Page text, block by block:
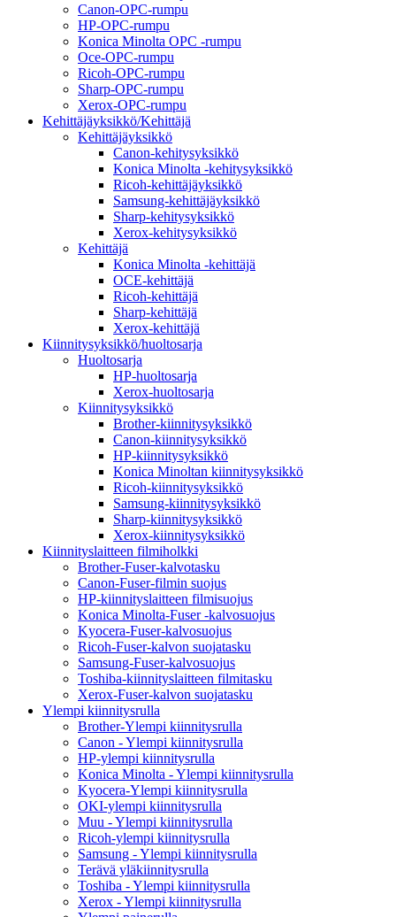
Canon-OPC-rumpu
HP-OPC-rumpu
Konica Minolta OPC -rumpu
Oce-OPC-rumpu
Ricoh-OPC-rumpu
Sharp-OPC-rumpu
Xerox-OPC-rumpu
Kehittäjäyksikkö/Kehittäjä
Kehittäjäyksikkö
Canon-kehitysyksikkö
Konica Minolta -kehitysyksikkö
Ricoh-kehittäjäyksikkö
Samsung-kehittäjäyksikkö
Sharp-kehitysyksikkö
Xerox-kehitysyksikkö
Kehittäjä
Konica Minolta -kehittäjä
OCE-kehittäjä
Ricoh-kehittäjä
Sharp-kehittäjä
Xerox-kehittäjä
Kiinnitysyksikkö/huoltosarja
Huoltosarja
HP-huoltosarja
Xerox-huoltosarja
Kiinnitysyksikkö
Brother-kiinnitysyksikkö
Canon-kiinnitysyksikkö
HP-kiinnitysyksikkö
Konica Minoltan kiinnitysyksikkö
Ricoh-kiinnitysyksikkö
Samsung-kiinnitysyksikkö
Sharp-kiinnitysyksikkö
Xerox-kiinnitysyksikkö
Kiinnityslaitteen filmiholkki
Brother-Fuser-kalvotasku
Canon-Fuser-filmin suojus
HP-kiinnityslaitteen filmisuojus
Konica Minolta-Fuser -kalvosuojus
Kyocera-Fuser-kalvosuojus
Ricoh-Fuser-kalvon suojatasku
Samsung-Fuser-kalvosuojus
Toshiba-kiinnityslaitteen filmitasku
Xerox-Fuser-kalvon suojatasku
Ylempi kiinnitysrulla
Brother-Ylempi kiinnitysrulla
Canon - Ylempi kiinnitysrulla
HP-ylempi kiinnitysrulla
Konica Minolta - Ylempi kiinnitysrulla
Kyocera-Ylempi kiinnitysrulla
OKI-ylempi kiinnitysrulla
Muu - Ylempi kiinnitysrulla
Ricoh-ylempi kiinnitysrulla
Samsung - Ylempi kiinnitysrulla
Terävä yläkiinnitysrulla
Toshiba - Ylempi kiinnitysrulla
Xerox - Ylempi kiinnitysrulla